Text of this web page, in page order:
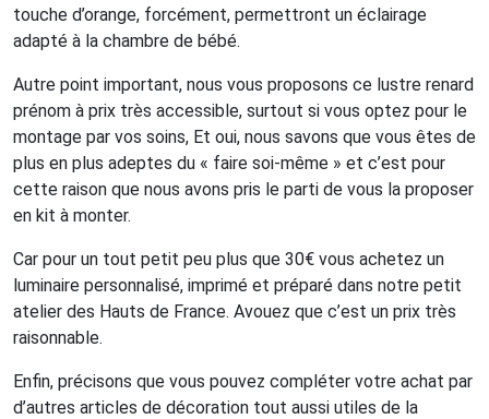
touche d’orange, forcément, permettront un éclairage
adapté à la chambre de bébé.
Autre point important, nous vous proposons ce lustre renard
prénom à prix très accessible, surtout si vous optez pour le
montage par vos soins, Et oui, nous savons que vous êtes de
plus en plus adeptes du « faire soi-même » et c’est pour
cette raison que nous avons pris le parti de vous la proposer
en kit à monter.
Car pour un tout petit peu plus que 30€ vous achetez un
luminaire personnalisé, imprimé et préparé dans notre petit
atelier des Hauts de France. Avouez que c’est un prix très
raisonnable.
Enfin, précisons que vous pouvez compléter votre achat par
d’autres articles de décoration tout aussi utiles de la